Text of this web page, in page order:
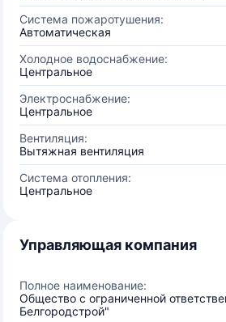
Система пожаротушения:
Автоматическая
Холодное водоснабжение:
Центральное
Электроснабжение:
Центральное
Вентиляция:
Вытяжная вентиляция
Система отопления:
Центральное
Управляющая компания
Полное наименование:
Общество с ограниченной
Белгородстрой"